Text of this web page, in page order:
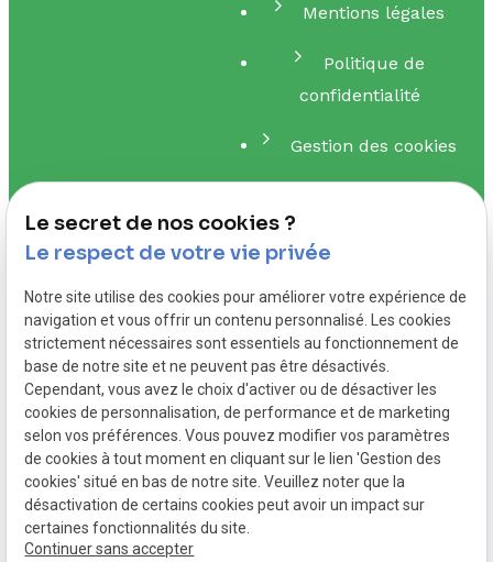
Mentions légales
Politique de
confidentialité
Gestion des cookies
Me contacter
01.88.24.26.10
contact@alexguerber-dieteticienne.fr
5 Av. Louise
93250 Villemomble
Le secret de nos cookies ?
Le respect de votre vie privée
Notre site utilise des cookies pour améliorer votre expérience de
navigation et vous offrir un contenu personnalisé. Les cookies
strictement nécessaires sont essentiels au fonctionnement de
base de notre site et ne peuvent pas être désactivés.
Cependant, vous avez le choix d'activer ou de désactiver les
cookies de personnalisation, de performance et de marketing
selon vos préférences. Vous pouvez modifier vos paramètres
de cookies à tout moment en cliquant sur le lien 'Gestion des
cookies' situé en bas de notre site. Veuillez noter que la
désactivation de certains cookies peut avoir un impact sur
certaines fonctionnalités du site.
Continuer sans accepter